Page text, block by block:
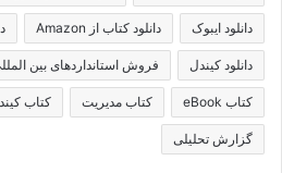
دانلود ایبوک دانلود کتاب از Amazon
دانلود کیندل فروش استانداردهای بین
کتاب eBook کتاب مدیریت کتاب
گزارش تحلیلی